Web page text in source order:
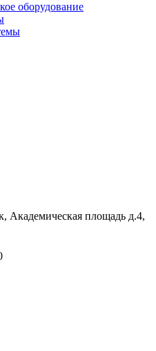
оборудование
Академическая площадь д.4,